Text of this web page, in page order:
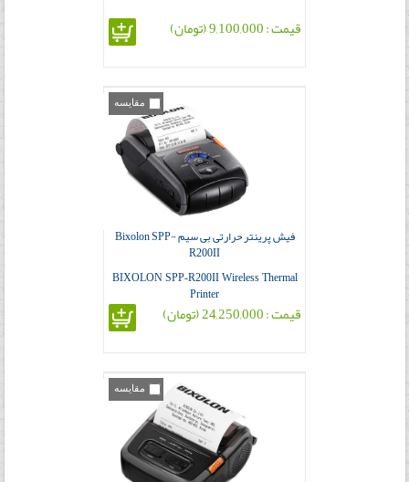
قیمت : 9,100,000 (تومان)
مقایسه
فیش پرینتر حرارتی بی سیم Bixolon SPP-
R200II
BIXOLON SPP-R200II Wireless Thermal
Printer
قیمت : 24,250,000 (تومان)
مقایسه